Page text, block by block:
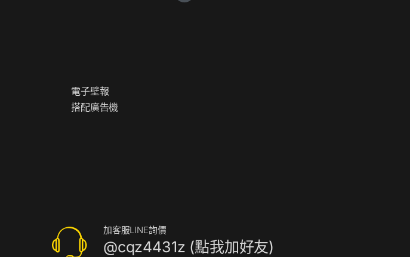
電子壁報
搭配廣告機
加客服LINE詢價
@cqz4431z (點我加好友)